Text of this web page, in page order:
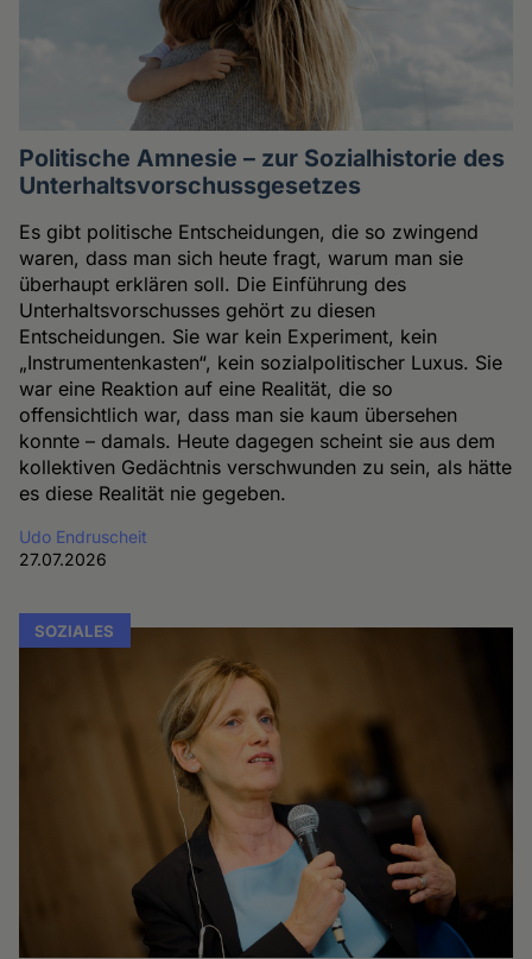
Politische Amnesie – zur Sozialhistorie des
Unterhaltsvorschussgesetzes
Es gibt politische Entscheidungen, die so zwingend
waren, dass man sich heute fragt, warum man sie
überhaupt erklären soll. Die Einführung des
Unterhaltsvorschusses gehört zu diesen
Entscheidungen. Sie war kein Experiment, kein
„Instrumentenkasten“, kein sozialpolitischer Luxus. Sie
war eine Reaktion auf eine Realität, die so
offensichtlich war, dass man sie kaum übersehen
konnte – damals. Heute dagegen scheint sie aus dem
kollektiven Gedächtnis verschwunden zu sein, als hätte
es diese Realität nie gegeben.
Udo Endruscheit
27.07.2026
SOZIALES